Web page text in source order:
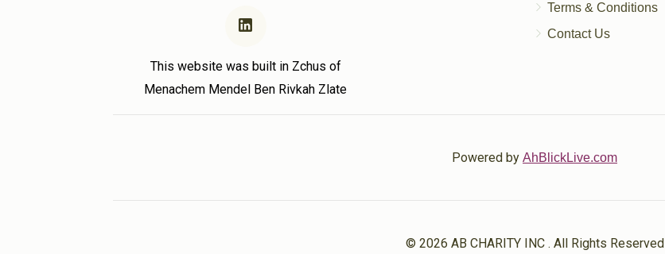
This website was built in Zchus of
Menachem Mendel Ben Rivkah Zlate
Terms & Conditions
Contact Us
Powered by AhBlickLive.com
© 2026 AB CHARITY INC . All Rights Reserved